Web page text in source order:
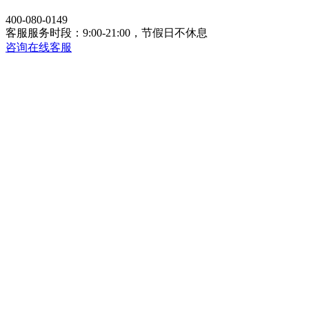
400-080-0149
客服服务时段：9:00-21:00，节假日不休息
咨询在线客服